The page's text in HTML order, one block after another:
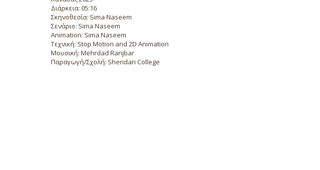
Διάρκεια: 05:16
Σκηνοθεσία: Sima Naseem
Σενάριο: Sima Naseem
Animation: Sima Naseem
Τεχνική: Stop Motion and 2D Animation
Μουσική: Mehrdad Ranjbar
Παραγωγή/Σχολή: Sheridan College